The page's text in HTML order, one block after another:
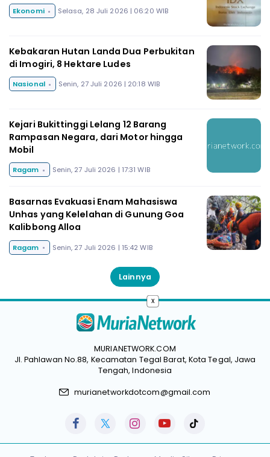
Ekonomi Selasa, 28 Juli 2026 | 06:20 WIB
Kebakaran Hutan Landa Dua Perbukitan
di Imogiri, 8 Hektare Ludes
Nasional Senin, 27 Juli 2026 | 20:18 WIB
Kejari Bukittinggi Lelang 12 Barang
Rampasan Negara, dari Motor hingga
Mobil
Ragam Senin, 27 Juli 2026 | 17:31 WIB
Basarnas Evakuasi Enam Mahasiswa
Unhas yang Kelelahan di Gunung Goa
Kalibbong Alloa
Ragam Senin, 27 Juli 2026 | 15:42 WIB
Lainnya
MURIANETWORK.COM
Jl. Pahlawan No.88, Kecamatan Tegal Barat, Kota Tegal, Jawa
Tengah, Indonesia
murianetworkdotcom@gmail.com
x